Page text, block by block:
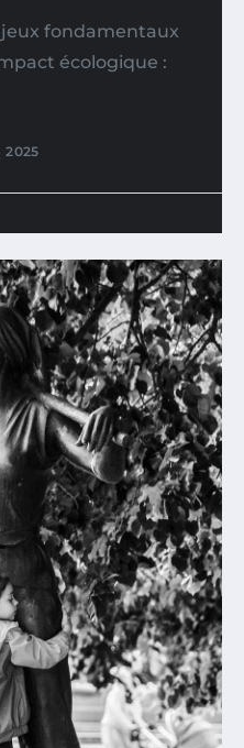
fondamentaux
écologique :
2025